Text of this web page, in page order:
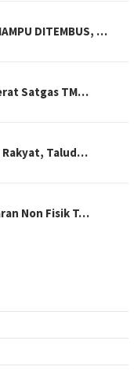
DITEMBUS, …
Satgas TM…
Rakyat, Talud…
Non Fisik T…